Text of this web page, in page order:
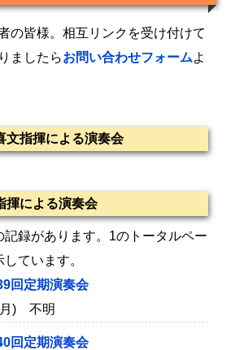
の皆様。相互リンクを受け付けて
ましたらお問い合わせフォームよ
文指揮による演奏会
揮による演奏会
録があります。1のトータルペー
ています。
回定期演奏会
月) 不明
回定期演奏会